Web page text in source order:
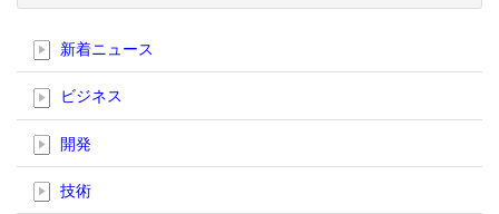
新着ニュース
ビジネス
開発
技術